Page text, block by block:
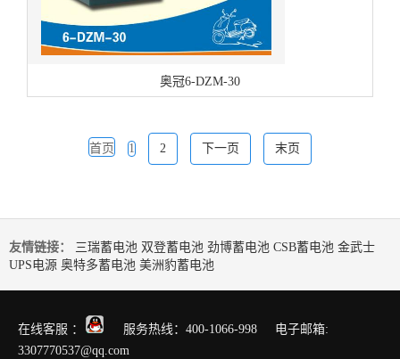
奥冠6-DZM-30
首页 1 2 下一页 末页
友情链接： 三瑞蓄电池 双登蓄电池 劲博蓄电池 CSB蓄电池 金武士
UPS电源 奥特多蓄电池 美洲豹蓄电池
在线客服 ：
服务热线：400-1066-998 电子邮箱:
3307770537@qq.com